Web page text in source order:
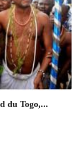
du Togo,...